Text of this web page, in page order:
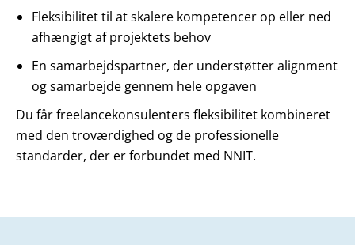
Fleksibilitet til at skalere kompetencer op eller ned
afhængigt af projektets behov
En samarbejdspartner, der understøtter alignment
og samarbejde gennem hele opgaven
Du får freelancekonsulenters fleksibilitet kombineret
med den troværdighed og de professionelle
standarder, der er forbundet med NNIT.